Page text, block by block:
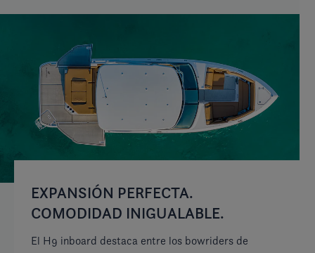
EXPANSIÓN PERFECTA.
COMODIDAD INIGUALABLE.
El H9 inboard destaca entre los bowriders de